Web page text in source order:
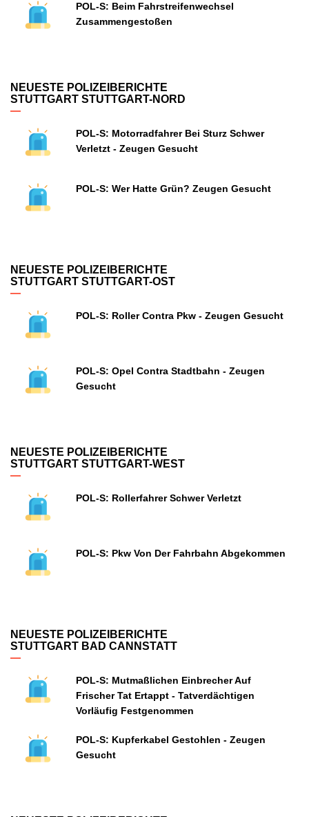
POL-S: Beim Fahrstreifenwechsel
Zusammengestoßen
NEUESTE POLIZEIBERICHTE
STUTTGART STUTTGART-NORD
POL-S: Motorradfahrer Bei Sturz Schwer
Verletzt - Zeugen Gesucht
POL-S: Wer Hatte Grün? Zeugen Gesucht
NEUESTE POLIZEIBERICHTE
STUTTGART STUTTGART-OST
POL-S: Roller Contra Pkw - Zeugen Gesucht
POL-S: Opel Contra Stadtbahn - Zeugen
Gesucht
NEUESTE POLIZEIBERICHTE
STUTTGART STUTTGART-WEST
POL-S: Rollerfahrer Schwer Verletzt
POL-S: Pkw Von Der Fahrbahn Abgekommen
NEUESTE POLIZEIBERICHTE
STUTTGART BAD CANNSTATT
POL-S: Mutmaßlichen Einbrecher Auf
Frischer Tat Ertappt - Tatverdächtigen
Vorläufig Festgenommen
POL-S: Kupferkabel Gestohlen - Zeugen
Gesucht